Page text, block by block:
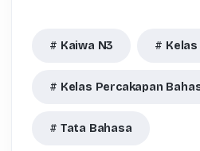
Kaiwa N3
Kelas Percakapan
Tata Bahasa